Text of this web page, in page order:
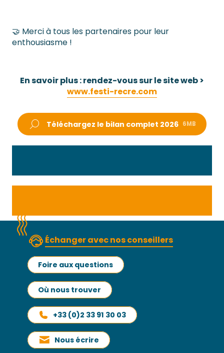
🤝 Merci à tous les partenaires pour leur
enthousiasme !
En savoir plus : rendez-vous sur le site web >
www.festi-recre.com
Téléchargez le bilan complet 2026 6MB
Échanger avec nos conseillers
Foire aux questions
Où nous trouver
+33 (0)2 33 91 30 03
Nous écrire